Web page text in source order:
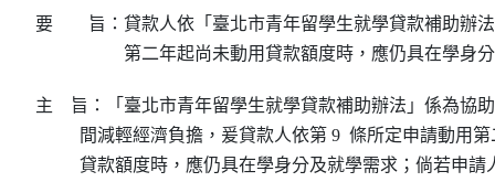
要 旨： 貸款人依「臺北市青年留學生就學貸款補助辦
第二年起尚未動用貸款額度時，應仍具在學身
主    旨：「臺北市青年留學生就學貸款補助辦法」係為協
間減輕經濟負擔，爰貸款人依第 9  條所定申請動用
貸款額度時，應仍具在學身分及就學需求；倘若申